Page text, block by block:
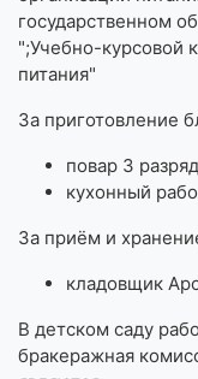
государственном
";Учебно-курсовой
питания"
За приготовление
повар 3
кухонный
За приём и
кладовщик
В детском саду
бракеражная